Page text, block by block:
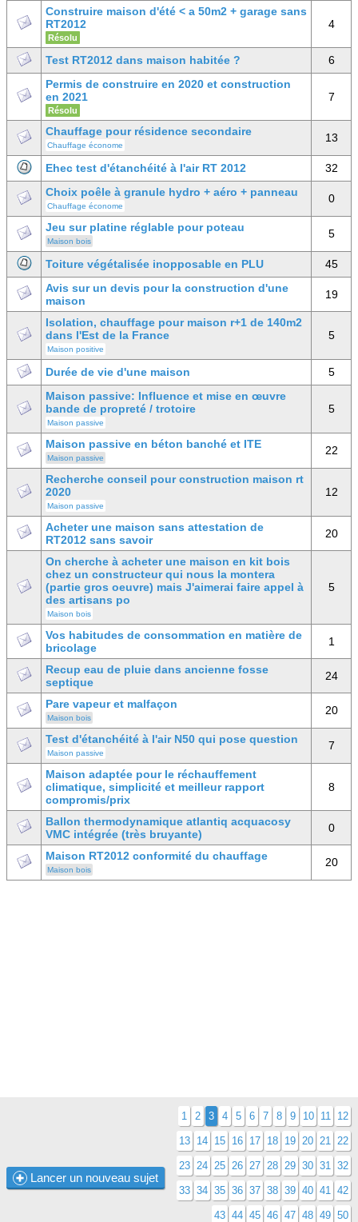
Construire maison d'été < a 50m2 + garage sans
RT2012
Résolu
4
Test RT2012 dans maison habitée ?
6
Permis de construire en 2020 et construction
en 2021
Résolu
7
Chauffage pour résidence secondaire
Chauffage économe
13
Ehec test d'étanchéité à l'air RT 2012
32
Choix poêle à granule hydro + aéro + panneau
Chauffage économe
0
Jeu sur platine réglable pour poteau
Maison bois
5
Toiture végétalisée inopposable en PLU
45
Avis sur un devis pour la construction d'une
maison
19
Isolation, chauffage pour maison r+1 de 140m2
dans l'Est de la France
Maison positive
5
Durée de vie d'une maison
5
Maison passive: Influence et mise en œuvre
bande de propreté / trotoire
Maison passive
5
Maison passive en béton banché et ITE
Maison passive
22
Recherche conseil pour construction maison rt
2020
Maison passive
12
Acheter une maison sans attestation de
RT2012 sans savoir
20
On cherche à acheter une maison en kit bois
chez un constructeur qui nous la montera
(partie gros oeuvre) mais J'aimerai faire appel à
des artisans po
Maison bois
5
Vos habitudes de consommation en matière de
bricolage
1
Recup eau de pluie dans ancienne fosse
septique
24
Pare vapeur et malfaçon
Maison bois
20
Test d'étanchéité à l'air N50 qui pose question
Maison passive
7
Maison adaptée pour le réchauffement
climatique, simplicité et meilleur rapport
compromis/prix
8
Ballon thermodynamique atlantiq acquacosy
VMC intégrée (très bruyante)
0
Maison RT2012 conformité du chauffage
Maison bois
20
Lancer un nouveau sujet
1 2 3 4 5 6 7 8 9 10 11 12
13 14 15 16 17 18 19 20 21 22
23 24 25 26 27 28 29 30 31 32
33 34 35 36 37 38 39 40 41 42
43 44 45 46 47 48 49 50